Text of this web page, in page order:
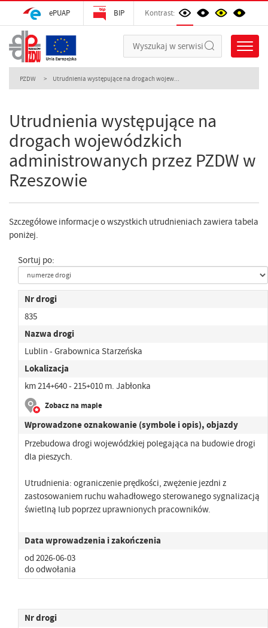
ePUAP BIP Kontrast:
PZDW Utrudnienia występujące na drogach wojew...
Utrudnienia występujące na
drogach wojewódzkich
administrowanych przez PZDW w
Rzeszowie
Szczegółowe informacje o wszystkich utrudnieniach zawiera tabela
poniżej.
Sortuj po:
Nr drogi
835
Nazwa drogi
Lublin - Grabownica Starzeńska
Lokalizacja
km 214+640 - 215+010 m. Jabłonka
Zobacz na mapie
Wprowadzone oznakowanie (symbole i opis), objazdy
Przebudowa drogi wojewódzkiej polegająca na budowie drogi
dla pieszych.
Utrudnienia: ograniczenie prędkości, zwężenie jezdni z
zastosowaniem ruchu wahadłowego sterowanego sygnalizacją
świetlną lub poprzez uprawnionych pracowników.
Data wprowadzenia i zakończenia
od 2026-06-03
do odwołania
Nr drogi